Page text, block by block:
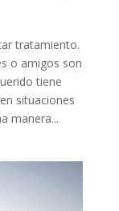
tratamiento.
o amigos son
tiene
situaciones
manera...